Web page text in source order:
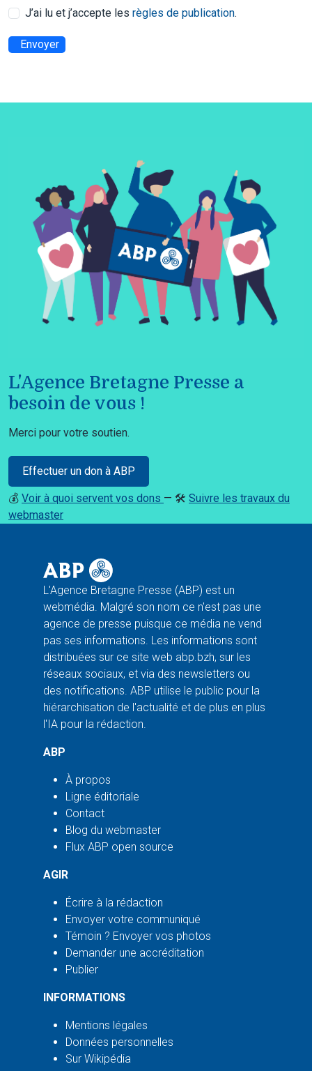
J’ai lu et j’accepte les règles de publication.
Envoyer
L'Agence Bretagne Presse a
besoin de vous !
Merci pour votre soutien.
Effectuer un don à ABP
💰 Voir à quoi servent vos dons — 🛠️ Suivre les travaux du
webmaster
L'Agence Bretagne Presse (ABP) est un
webmédia. Malgré son nom ce n'est pas une
agence de presse puisque ce média ne vend
pas ses informations. Les informations sont
distribuées sur ce site web abp.bzh, sur les
réseaux sociaux, et via des newsletters ou
des notifications. ABP utilise le public pour la
hiérarchisation de l'actualité et de plus en plus
l'IA pour la rédaction.
ABP
À propos
Ligne éditoriale
Contact
Blog du webmaster
Flux ABP open source
AGIR
Écrire à la rédaction
Envoyer votre communiqué
Témoin ? Envoyer vos photos
Demander une accréditation
Publier
INFORMATIONS
Mentions légales
Données personnelles
Sur Wikipédia